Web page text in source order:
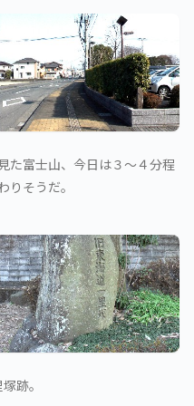
た富士山、今日は３～４分程
りそうだ。
跡。